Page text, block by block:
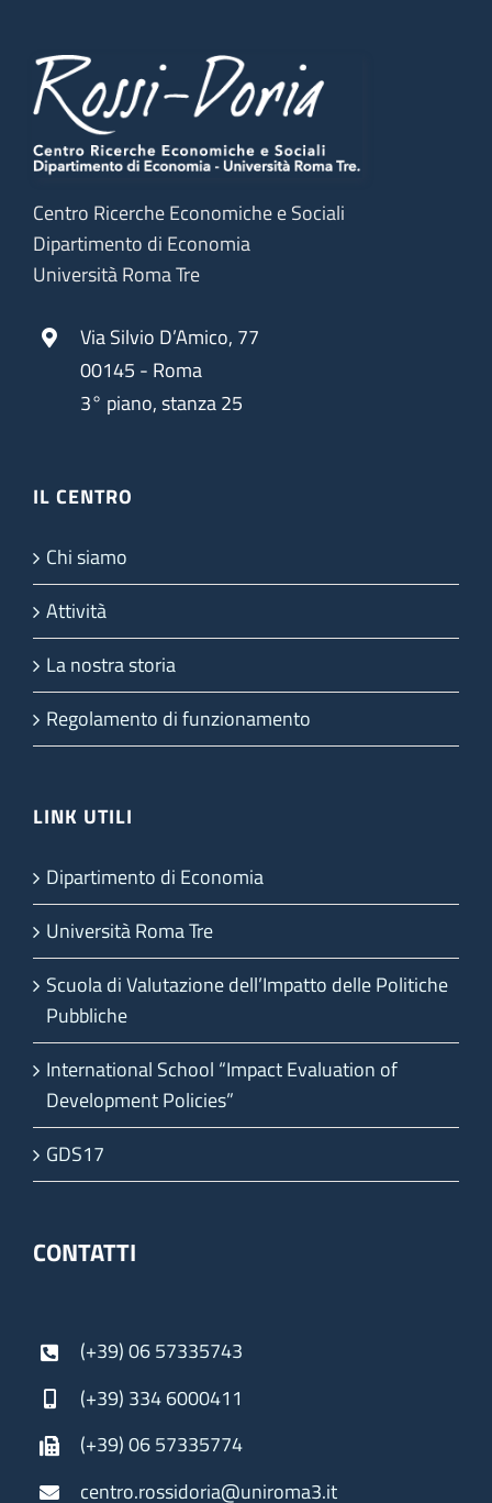
Centro Ricerche Economiche e Sociali
Dipartimento di Economia
Università Roma Tre
Via Silvio D’Amico, 77
00145 - Roma
3° piano, stanza 25
IL CENTRO
Chi siamo
Attività
La nostra storia
Regolamento di funzionamento
LINK UTILI
Dipartimento di Economia
Università Roma Tre
Scuola di Valutazione dell’Impatto delle Politiche
Pubbliche
International School “Impact Evaluation of
Development Policies”
GDS17
CONTATTI
(+39) 06 57335743
(+39) 334 6000411
(+39) 06 57335774
centro.rossidoria@uniroma3.it